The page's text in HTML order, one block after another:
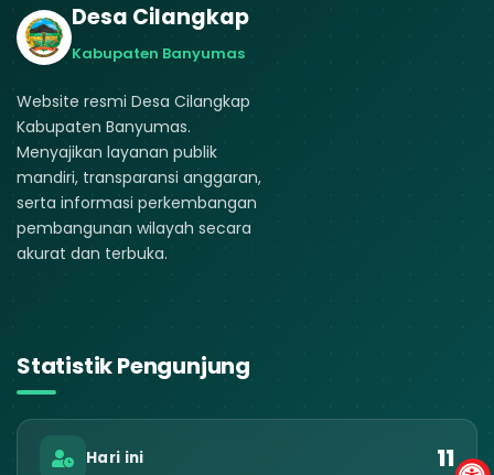
Desa Cilangkap
Kabupaten Banyumas
Website resmi Desa Cilangkap
Kabupaten Banyumas.
Menyajikan layanan publik
mandiri, transparansi anggaran,
serta informasi perkembangan
pembangunan wilayah secara
akurat dan terbuka.
Statistik Pengunjung
Hari ini 11